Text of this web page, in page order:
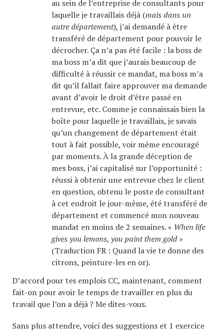
au sein de l’entreprise de consultants pour
laquelle je travaillais déjà (mais dans un
autre département), j’ai demandé à être
transféré de département pour pouvoir le
décrocher. Ça n’a pas été facile : la boss de
ma boss m’a dit que j’aurais beaucoup de
difficulté à réussir ce mandat, ma boss m’a
dit qu’il fallait faire approuver ma demande
avant d’avoir le droit d’être passé en
entrevue, etc. Comme je connaissais bien la
boîte pour laquelle je travaillais, je savais
qu’un changement de département était
tout à fait possible, voir même encouragé
par moments. À la grande déception de
mes boss, j’ai capitalisé sur l’opportunité :
réussi à obtenir une entrevue chez le client
en question, obtenu le poste de consultant
à cet endroit le jour-même, été transféré de
département et commencé mon nouveau
mandat en moins de 2 semaines. « When life
gives you lemons, you paint them gold »
(Traduction FR : Quand la vie te donne des
citrons, peinture-les en or).
D’accord pour tes emplois CC, maintenant, comment
fait-on pour avoir le temps de travailler en plus du
travail que l’on a déjà ? Me dites-vous.
Sans plus attendre, voici des suggestions et 1 exercice